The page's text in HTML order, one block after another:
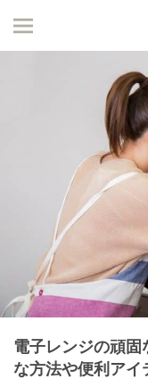
電子レンジの頑
な方法や便利アイ